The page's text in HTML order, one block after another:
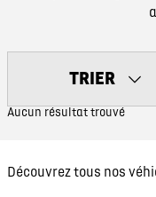
TRIER
Aucun résultat trouvé
Découvrez tous nos